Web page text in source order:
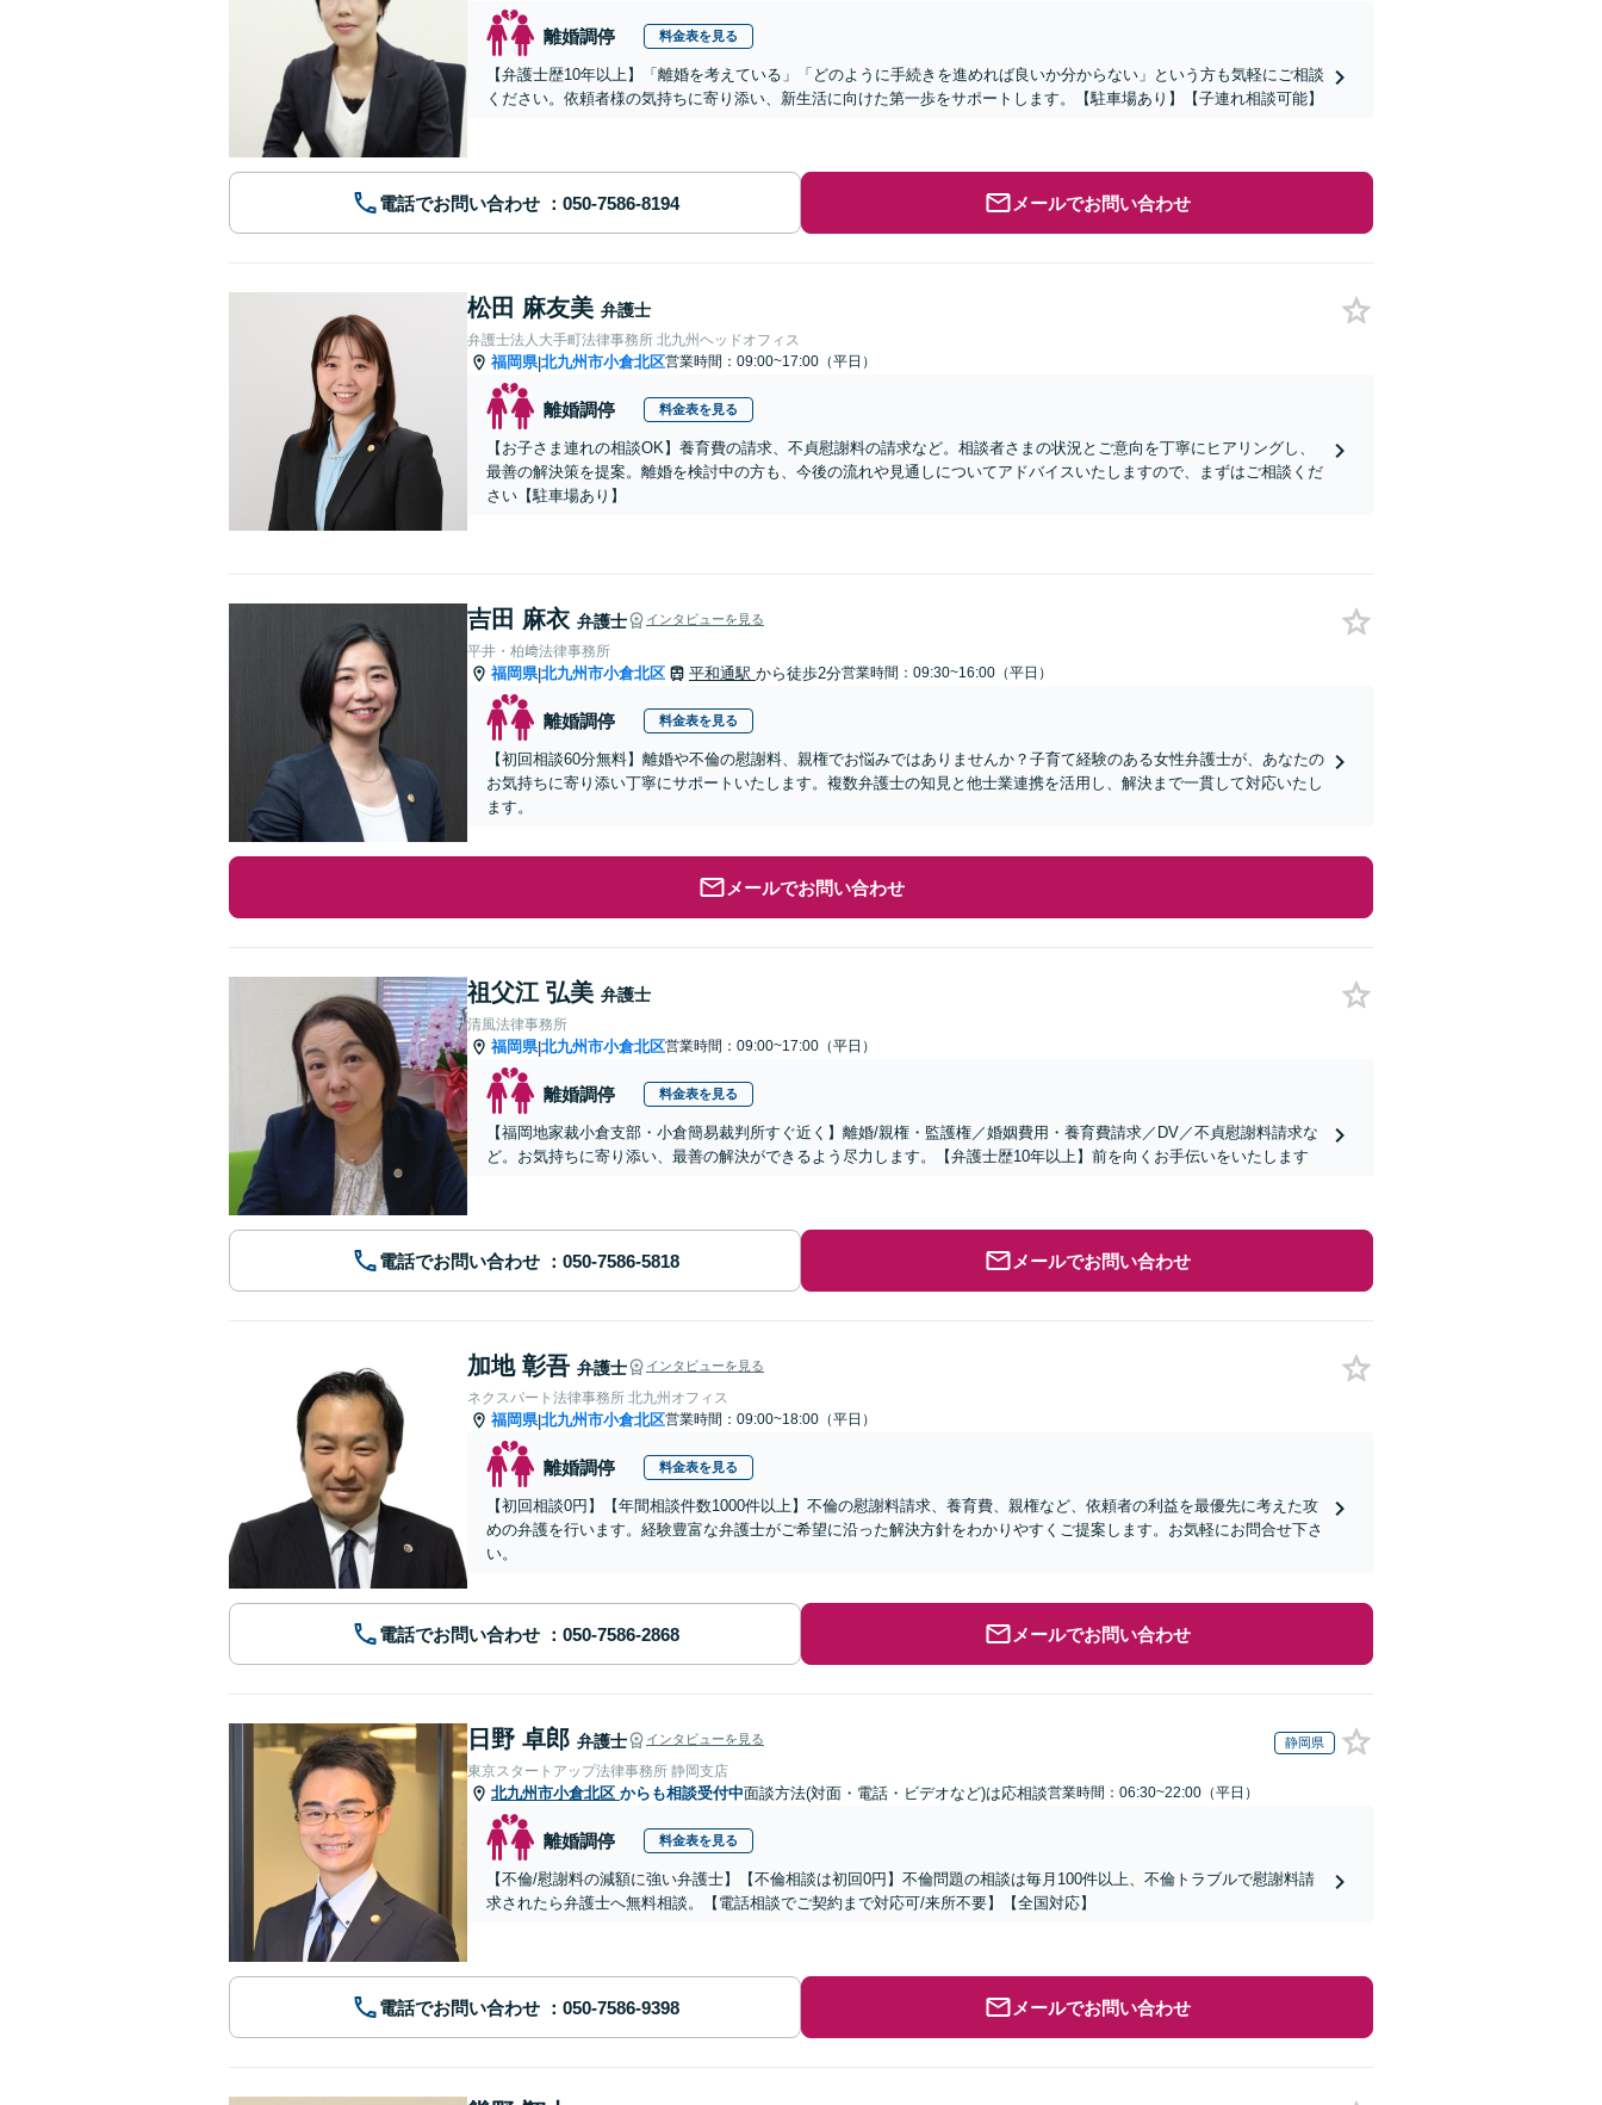
離婚調停 料金表を見る
【弁護士歴10年以上】「離婚を考えている」「どのように手続きを進めれば良いか分からない」という方も気軽にご相談
ください。依頼者様の気持ちに寄り添い、新生活に向けた第一歩をサポートします。【駐車場あり】【子連れ相談可能】
電話でお問い合わせ メールでお問い合わせ
松田 麻友美 弁護士
弁護士法人大手町法律事務所 北九州ヘッドオフィス
福岡県|北九州市小倉北区営業時間：09:00~17:00（平日）
離婚調停 料金表を見る
【お子さま連れの相談OK】養育費の請求、不貞慰謝料の請求など。相談者さまの状況とご意向を丁寧にヒアリングし、
最善の解決策を提案。離婚を検討中の方も、今後の流れや見通しについてアドバイスいたしますので、まずはご相談くだ
さい【駐車場あり】
吉田 麻衣 弁護士 インタビューを見る
平井・柏﨑法律事務所
福岡県|北九州市小倉北区 平和通駅 から徒歩2分営業時間：09:30~16:00（平日）
離婚調停 料金表を見る
【初回相談60分無料】離婚や不倫の慰謝料、親権でお悩みではありませんか？子育て経験のある女性弁護士が、あなたの
お気持ちに寄り添い丁寧にサポートいたします。複数弁護士の知見と他士業連携を活用し、解決まで一貫して対応いたし
ます。
メールでお問い合わせ
祖父江 弘美 弁護士
清風法律事務所
福岡県|北九州市小倉北区営業時間：09:00~17:00（平日）
離婚調停 料金表を見る
【福岡地家裁小倉支部・小倉簡易裁判所すぐ近く】離婚/親権・監護権／婚姻費用・養育費請求／DV／不貞慰謝料請求な
ど。お気持ちに寄り添い、最善の解決ができるよう尽力します。【弁護士歴10年以上】前を向くお手伝いをいたします
電話でお問い合わせ メールでお問い合わせ
加地 彰吾 弁護士 インタビューを見る
ネクスパート法律事務所 北九州オフィス
福岡県|北九州市小倉北区営業時間：09:00~18:00（平日）
離婚調停 料金表を見る
【初回相談0円】【年間相談件数1000件以上】不倫の慰謝料請求、養育費、親権など、依頼者の利益を最優先に考えた攻
めの弁護を行います。経験豊富な弁護士がご希望に沿った解決方針をわかりやすくご提案します。お気軽にお問合せ下さ
い。
電話でお問い合わせ メールでお問い合わせ
日野 卓郎 弁護士 インタビューを見る 静岡県
東京スタートアップ法律事務所 静岡支店
北九州市小倉北区 からも相談受付中面談方法(対面・電話・ビデオなど)は応相談営業時間：06:30~22:00（平日）
離婚調停 料金表を見る
【不倫/慰謝料の減額に強い弁護士】【不倫相談は初回0円】不倫問題の相談は毎月100件以上、不倫トラブルで慰謝料請
求されたら弁護士へ無料相談。【電話相談でご契約まで対応可/来所不要】【全国対応】
電話でお問い合わせ メールでお問い合わせ